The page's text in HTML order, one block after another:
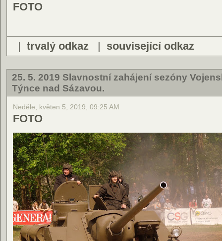
FOTO
| trvalý odkaz | související odkaz
25. 5. 2019 Slavnostní zahájení sezóny
Týnce nad Sázavou.
Neděle, květen 5, 2019, 09:25 AM
FOTO